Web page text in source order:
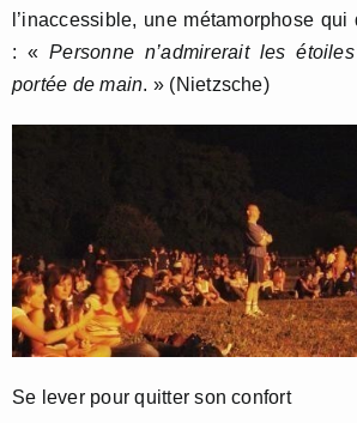
l’inaccessible, une métamorphose
: «Personne n’admirerait les
portée de main. » (Nietzsche)
Se lever pour quitter son confort